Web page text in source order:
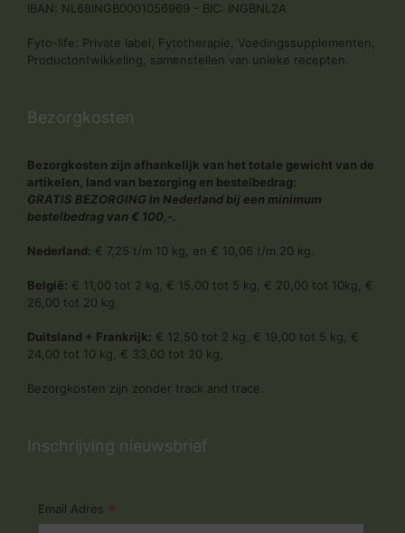
IBAN: NL68INGB0001056969 - BIC: INGBNL2A
Fyto-life: Private label, Fytotherapie, Voedingssupplementen,
Productontwikkeling, samenstellen van unieke recepten.
Bezorgkosten
Bezorgkosten zijn afhankelijk van het totale gewicht van de
artikelen, land van bezorging en bestelbedrag:
GRATIS BEZORGING in Nederland bij een minimum
bestelbedrag van € 100,-.
Nederland: € 7,25 t/m 10 kg, en € 10,06 t/m 20 kg.
België: € 11,00 tot 2 kg, € 15,00 tot 5 kg, € 20,00 tot 10kg, €
26,00 tot 20 kg.
Duitsland + Frankrijk: € 12,50 tot 2 kg, € 19,00 tot 5 kg, €
24,00 tot 10 kg, € 33,00 tot 20 kg,
Bezorgkosten zijn zonder track and trace.
Inschrijving nieuwsbrief
Email Adres *